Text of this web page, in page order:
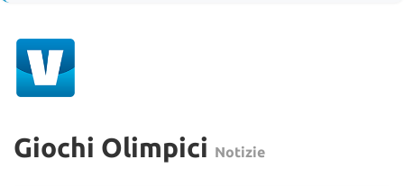
Giochi Olimpici Notizie